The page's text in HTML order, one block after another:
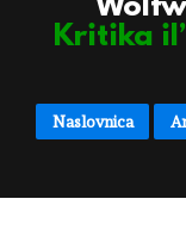
Kritika
Naslovnica